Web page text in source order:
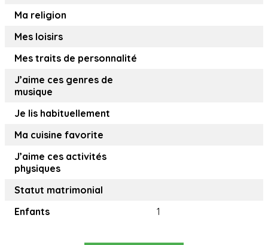
Ma religion
Mes loisirs
Mes traits de personnalité
J’aime ces genres de
musique
Je lis habituellement
Ma cuisine favorite
J’aime ces activités
physiques
Statut matrimonial
Enfants
1